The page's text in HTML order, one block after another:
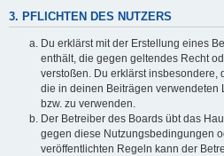
3. PFLICHTEN DES NUTZERS
Du erklärst mit der Erstellung eines
enthält, die gegen geltendes Recht
verstoßen. Du erklärst insbesondere,
die in deinen Beiträgen verwendeten
bzw. zu verwenden.
Der Betreiber des Boards übt das
gegen diese Nutzungsbedingungen
veröffentlichten Regeln kann der